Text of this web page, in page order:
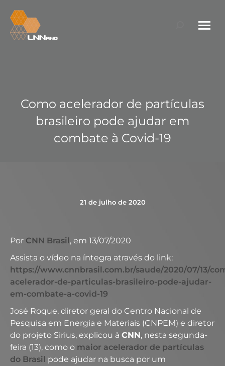
Search:
Como acelerador de partículas
brasileiro pode ajudar em
combate à Covid-19
21 de julho de 2020
Por CNN Brasil, em 13/07/2020
Assista o vídeo na íntegra através do link:
https://www.cnnbrasil.com.br/saude/2020/07/13/
acelerador-de-particulas-brasileiro-pode-ajudar-
em-combate-a-covid-19
José Roque, diretor geral do Centro Nacional de
Pesquisa em Energia e Materiais (CNPEM) e diretor
do projeto Sirius, explicou à CNN, nesta segunda-
feira (13), como o maior acelerador de partículas
do Brasil pode ajudar na busca por um